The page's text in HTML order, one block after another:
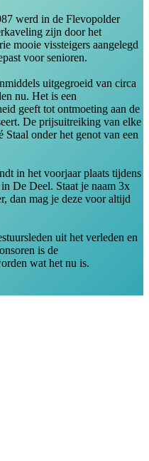
werd in de Flevopolder
zijn door het
mooie vissteigers aangelegd
voor senioren.
uitgegroeid van circa
nu. Het is een
geeft tot ontmoeting aan de
De prijsuitreiking van elke
onder het genot van een
in het voorjaar plaats tijdens
De Deel. Staat je naam 3x
dan mag je deze voor altijd
uit het verleden en
is de
wat het nu is.